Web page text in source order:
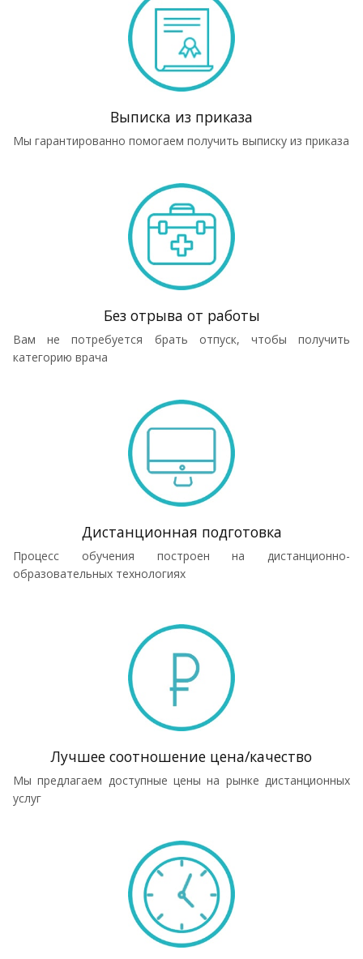
Выписка из приказа
Мы гарантированно помогаем получить выписку из приказа
Без отрыва от работы
Вам не потребуется брать отпуск, чтобы получить
категорию врача
Дистанционная подготовка
Процесс обучения построен на дистанционно-
образовательных технологиях
Лучшее соотношение цена/качество
Мы предлагаем доступные цены на рынке дистанционных
услуг